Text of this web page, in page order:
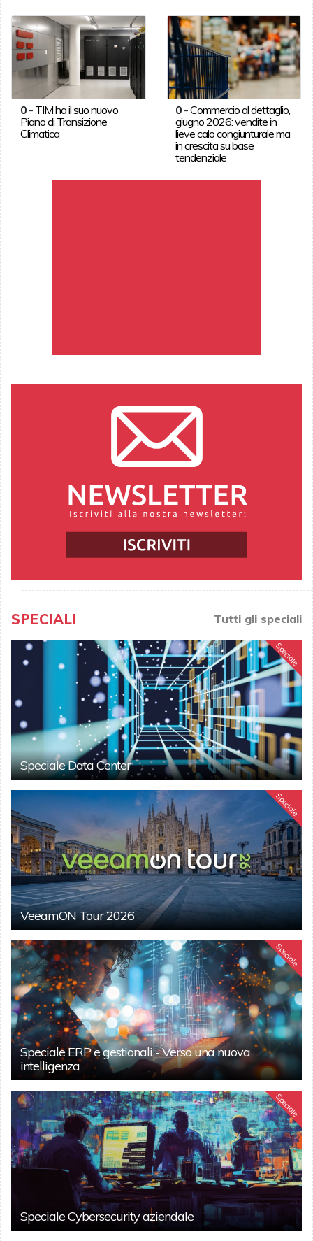
0- TIM ha il suo nuovo
Piano di Transizione
Climatica
0 -Commercio al dettaglio,
giugno 2026: vendite in
lieve calo congiunturale ma
in crescita su base
tendenziale
SPECIALI Tutti gli speciali
Speciale
Speciale Data Center
Speciale
VeeamON Tour 2026
Speciale
Speciale ERP e gestionali - Verso una nuova
intelligenza
Speciale
Speciale Cybersecurity aziendale